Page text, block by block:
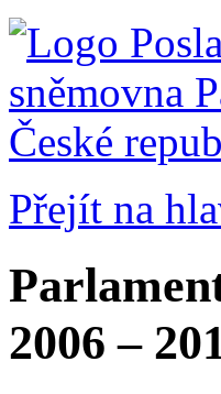
Přejít na
2006 –